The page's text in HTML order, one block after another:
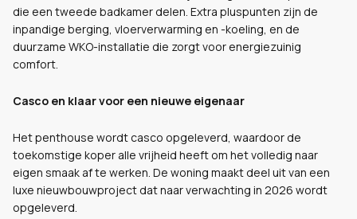
die een tweede badkamer delen. Extra pluspunten zijn de
inpandige berging, vloerverwarming en -koeling, en de
duurzame WKO-installatie die zorgt voor energiezuinig
comfort.
Casco en klaar voor een nieuwe eigenaar
Het penthouse wordt casco opgeleverd, waardoor de
toekomstige koper alle vrijheid heeft om het volledig naar
eigen smaak af te werken. De woning maakt deel uit van een
luxe nieuwbouwproject dat naar verwachting in 2026 wordt
opgeleverd.